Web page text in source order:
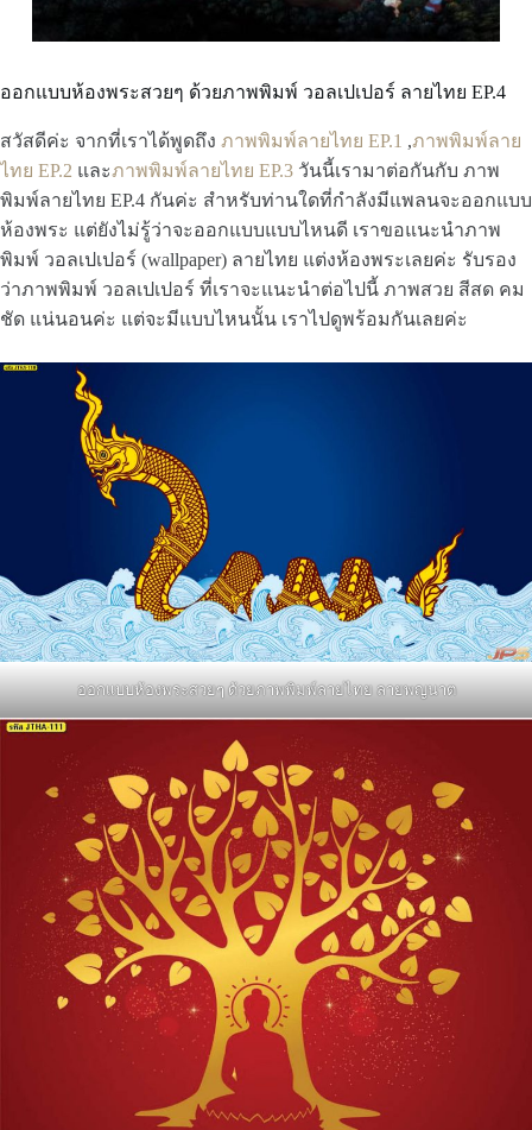
ออกแบบห้องพระสวยๆ ด้วยภาพพิมพ์ วอลเปเปอร์ ลายไทย EP.4
สวัสดีค่ะ จากที่เราได้พูดถึง ภาพพิมพ์ลายไทย EP.1 ,ภาพพิมพ์ลาย
ไทย EP.2 และภาพพิมพ์ลายไทย EP.3 วันนี้เรามาต่อกันกับ ภาพ
พิมพ์ลายไทย EP.4 กันค่ะ สำหรับท่านใดที่กำลังมีแพลนจะออกแบบ
ห้องพระ แต่ยังไม่รู้ว่าจะออกแบบแบบไหนดี เราขอแนะนำภาพ
พิมพ์ วอลเปเปอร์ (wallpaper) ลายไทย แต่งห้องพระเลยค่ะ รับรอง
ว่าภาพพิมพ์ วอลเปเปอร์ ที่เราจะแนะนำต่อไปนี้ ภาพสวย สีสด คม
ชัด แน่นอนค่ะ แต่จะมีแบบไหนนั้น เราไปดูพร้อมกันเลยค่ะ
ออกแบบห้องพระสวยๆ ด้วยภาพพิมพ์ลายไทย ลายพญนาต